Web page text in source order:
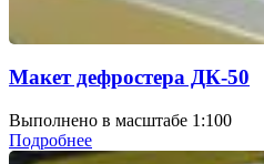
Макет дефростера ДК-50
Выполнено в масштабе 1:100
Подробнее